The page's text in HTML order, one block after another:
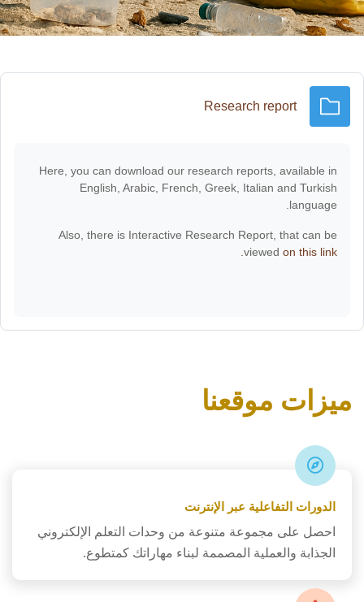
Research report
Here, you can download our research reports, available in
English, Arabic, French, Greek, Italian and Turkish
language.
Also, there is Interactive Research Report, that can be
viewed on this link.
ميزات موقعنا
الدورات التفاعلية عبر الإنترنت
احصل على مجموعة متنوعة من وحدات التعلم الإلكتروني
الجذابة والعملية المصممة لبناء مهاراتك كمتطوع.